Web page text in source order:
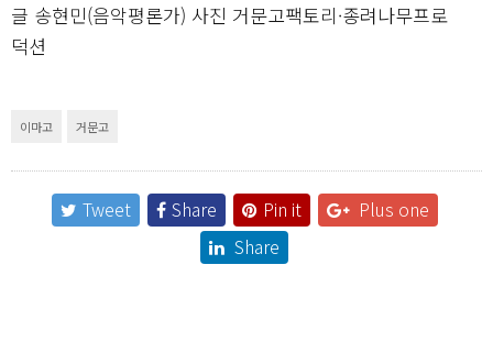
글 송현민(음악평론가) 사진 거문고팩토리·종려나무프로
덕션
이마고 거문고
Tweet Share Pin it
Plus one
Share